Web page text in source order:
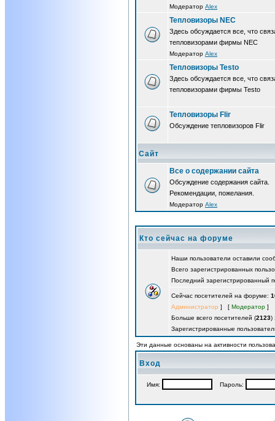
Модератор Alex
Тепловизоры NEC
Здесь обсуждается все, что
тепловизорами фирмы NEC
Модератор Alex
Тепловизоры Testo
Здесь обсуждается все, что
тепловизорами фирмы Testo
Тепловизоры Flir
Обсуждение тепловизоров Flir
Сайт
Все о содержании сайта
Обсуждение содержания сайта.
Рекомендации, пожелания.
Модератор Alex
Кто сейчас на форуме
Наши пользователи оставили
Всего зарегистрированных
Последний зарегистрированный
Сейчас посетителей на форуме:
Администратор ] [ Модератор ]
Больше всего посетителей (2123)
Зарегистрированные
Эти данные основаны на активности
Вход
Имя: Пароль: